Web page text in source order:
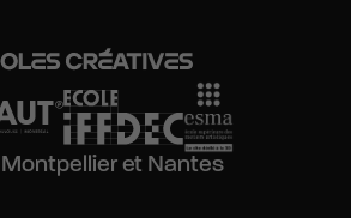
Montpellieret Nantes